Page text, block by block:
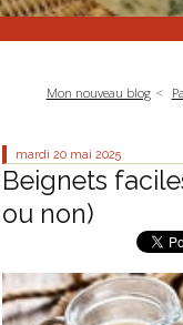
Mon nouveau blog
mardi 20 mai 2025
Beignets
ou non)